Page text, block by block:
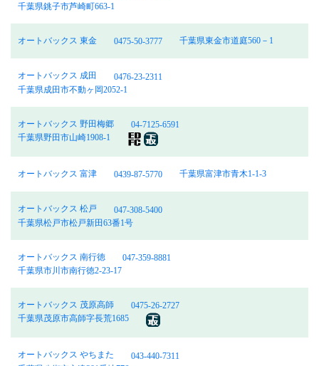
千葉県銚子市芦崎町663-1
オートバックス 東金 0475-50-3777 千葉県東金市道庭560－1
オートバックス 成田
0476-23-2311
千葉県成田市不動ヶ岡2052-1
オートバックス 野田梅郷
04-7125-6591
千葉県野田市山崎1908-1
オートバックス 富津 0439-87-5770 千葉県富津市青木1-1-3
オートバックス 松戸
047-308-5400
千葉県松戸市松戸新田63番1号
オートバックス 南行徳
047-359-8881
千葉県市川市南行徳2-23-17
オートバックス 茂原高師
0475-26-2727
千葉県茂原市高師字長荒1685
オートバックス やちまた
043-440-7311